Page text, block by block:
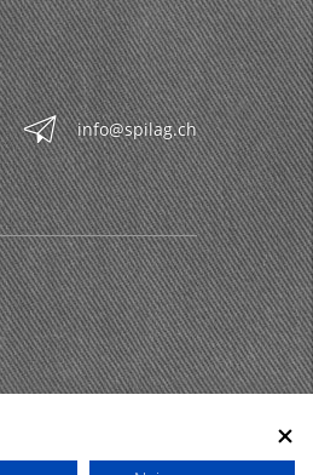
info@spilag.ch